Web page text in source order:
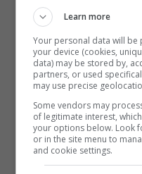
Antonino Spinalbese
Learn more
Your personal data will
your device (cookies,
data) may be stored by,
partners, or used
may use precise
Some vendors may
of legitimate interest,
your options below. Look
or in the site menu to
and cookie settings.